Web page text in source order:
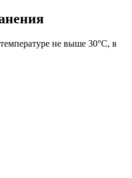
не выше 30°С, в